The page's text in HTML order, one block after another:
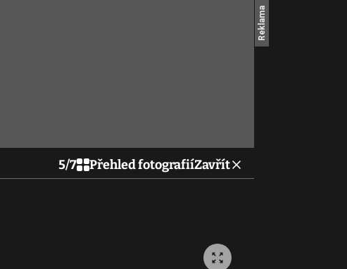
5/7 Přehled fotografiíZavřít